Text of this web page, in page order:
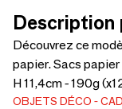
Description
Découvrez ce
papier. Sacs
H 11,4cm - 190g
OBJETS DÉCO